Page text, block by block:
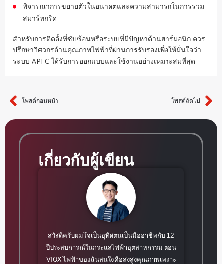
พิจารณาการขยายตัวในอนาคตและความสามารถในการรวม
สมาร์ทกริด
สำหรับการติดตั้งที่ซับซ้อนหรือระบบที่มีปัญหาด้านฮาร์มอนิก ควร
ปรึกษาวิศวกรด้านคุณภาพไฟฟ้าที่ผ่านการรับรองเพื่อให้มั่นใจว่า
ระบบ APFC ได้รับการออกแบบและใช้งานอย่างเหมาะสมที่สุด
ก่อนหน้า
โพสต์ก่อนหน้า โพสต์ถัดไป ต่
เกี่ยวกับผู้เขียน
สวัสดีครับผมโจเป็นอุทิศตนเป็นมืออาชีพกับ 12
ปีประสบการณ์ในกระแสไฟฟ้าอุตสาหกรรม ตอน
VIOX ไฟฟ้าของฉันสนใจคือส่งสูงคุณภาพเพราะ